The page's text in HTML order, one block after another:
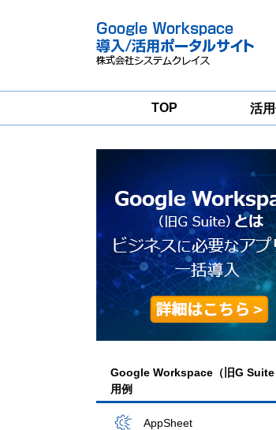
TOP 活用
支援サービス
Google Workspace（旧G Suite
用例
AppSheet